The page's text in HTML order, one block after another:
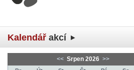
Kalendář akcí
<< Srpen 2026 >>